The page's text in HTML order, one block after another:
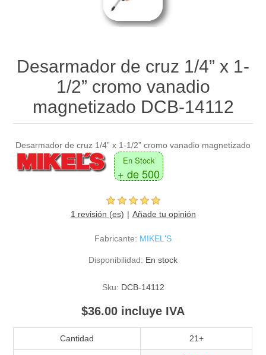
Desarmador de cruz 1/4” x 1-
1/2” cromo vanadio
magnetizado DCB-14112
Desarmador de cruz 1/4” x 1-1/2” cromo vanadio magnetizado
En Stock
+ de 500
1 revisión (es) Añade tu opinión
Fabricante: MIKEL'S
Disponibilidad: En stock
Sku: DCB-14112
$36.00 incluye IVA
Cantidad 21+